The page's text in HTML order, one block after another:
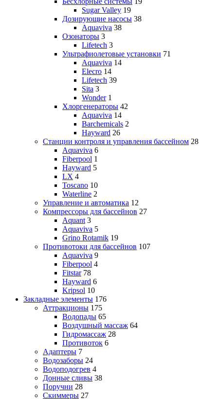
Sugar Valley 19
Дозирующие насосы 38
Aquaviva 38
Озонаторы 3
Lifetech 3
Ультрафиолетовые установки 71
Aquaviva 14
Elecro 14
Lifetech 39
Sita 3
Wonder 1
Хлоргенераторы 42
Aquaviva 14
Barchemicals 2
Hayward 26
Станции контроля и управления бассейном 28
Aquaviva 6
Fiberpool 1
Hayward 5
LX 4
Toscano 10
Waterline 2
Управление и автоматика 12
Компрессоры для бассейнов 27
Aquant 3
Aquaviva 5
Grino Rotamik 19
Противотоки для бассейнов 107
Aquaviva 9
Fiberpool 4
Fitstar 78
Hayward 6
Kripsol 10
Закладные элементы 176
Аттракционы 175
Водопады 65
Воздушный массаж 64
Гидромассаж 28
Противоток 6
Адаптеры 7
Водозаборы 24
Водоподогрев 4
Донные сливы 38
Поручни 28
Скиммеры 27